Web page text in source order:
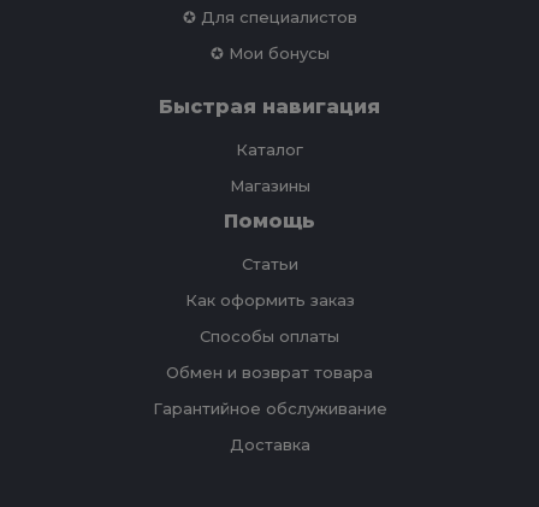
✪ Для специалистов
✪ Мои бонусы
Быстрая навигация
Каталог
Магазины
Помощь
Статьи
Как оформить заказ
Способы оплаты
Обмен и возврат товара
Гарантийное обслуживание
Доставка